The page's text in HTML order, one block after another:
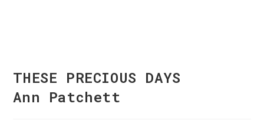
THESE PRECIOUS DAYS
Ann Patchett